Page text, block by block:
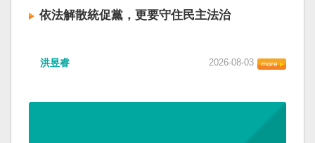
依法解散統促黨，更要守住民主法治
洪昱睿 2026-08-03